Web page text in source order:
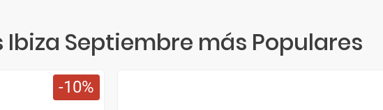
Septiembre más Populares
10